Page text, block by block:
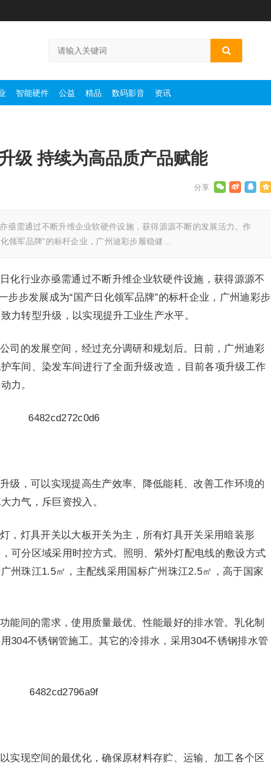
智能硬件 公益 精品 数码影音 资讯
级 持续为高品质产品赋能
亟需通过不断升维企业软硬件设施，获得源源不断的发展活力。作
领军品牌”的标杆企业，广州迪彩步履稳健…
化行业亦亟需通过不断升维企业软硬件设施，获得源源不
步步发展成为“国产日化领军品牌”的标杆企业，广州迪彩步
力转型升级，以实现提升工业生产水平。
司的发展空间，经过充分调研和规划后。日前，广州迪彩
车间、染发车间进行了全面升级改造，目前各项升级工作
力。
级，可以实现提高生产效率、降低能耗、改善工作环境的
力气，斥巨资投入。
，灯具开关以大板开关为主，所有灯具开关采用暗装形
可分区域采用时控方式。照明、紫外灯配电线的敷设方式
州珠江1.5㎡，主配线采用国标广州珠江2.5㎡，高于国家
能间的需求，使用质量最优、性能最好的排水管。乳化制
304不锈钢管施工。其它的冷排水，采用304不锈钢排水管
实现空间的最优化，确保原材料存贮、运输、加工各个区